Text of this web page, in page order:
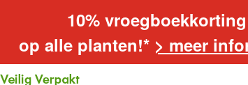
10% vroegboekkorting
op alle planten!* > meer